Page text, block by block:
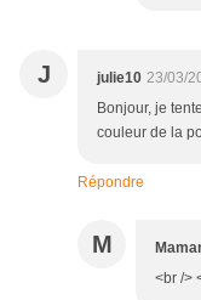
J julie10 23/03/
Bonjour, je
couleur de la
Répondre
M
<br />